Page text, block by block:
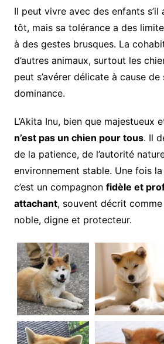
Il peut vivre avec des enfants
tôt, mais sa tolérance a des
à des gestes brusques. La
d’autres animaux, surtout les
peut s’avérer délicate à cause
dominance.
L’Akita Inu, bien que majestueux
n’est pas un chien pour tous. Il
de la patience, de l’autorité
environnement stable. Une fois
c’est un compagnon fidèle et
attachant, souvent décrit
noble, digne et protecteur.